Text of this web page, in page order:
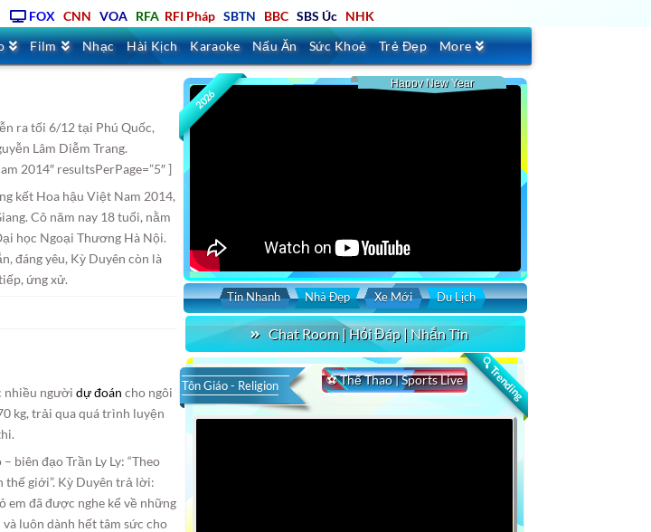
FOX CNN VOA RFA RFI Pháp SBTN BBC SBS Úc NHK
Film Nhạc Hài Kịch Karaoke Nấu Ăn Sức Khoẻ Trẻ Đẹp More
ra tối 6/12 tại Phú Quốc,
Lâm Diễm Trang.
2014″ resultsPerPage=”5″ ]
kết Hoa hậu Việt Nam 2014,
Cô năm nay 18 tuổi, nằm
học Ngoại Thương Hà Nội.
đáng yêu, Kỳ Duyên còn là
ứng xử.
nhiều ngườidự đoán cho ngôi
kg, trải qua quá trình luyện
biên đạo Trần Ly Ly: “Theo
thế giới”. Kỳ Duyên trả lời:
em đã được nghe kể về những
luôn dành hết tâm sức cho
2026
Happy New Year
Tin Nhanh Nhà Đẹp Xe Mới Du Lịch
Chat Room | Hỏi Đáp | Nhắn Tin
🔍 Trending
⚽ Thể Thao | Sports Live
Tôn Giáo - Religion